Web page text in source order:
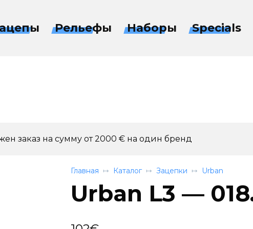
Рельефы Наборы Specials
заказ на сумму от 2000 € на один бренд
Главная Каталог Зацепки Urban
Urban L3 —